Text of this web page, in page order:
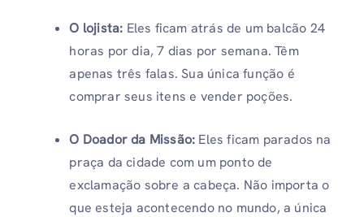
O lojista: Eles ficam atrás de um balcão 24
horas por dia, 7 dias por semana. Têm
apenas três falas. Sua única função é
comprar seus itens e vender poções.
O Doador da Missão: Eles ficam parados na
praça da cidade com um ponto de
exclamação sobre a cabeça. Não importa o
que esteja acontecendo no mundo, a única